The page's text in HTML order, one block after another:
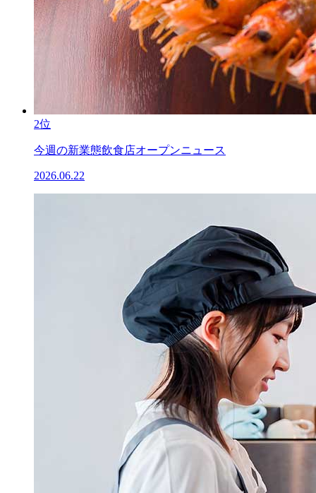
2位
今週の新業態飲食店オープンニュース
2026.06.22